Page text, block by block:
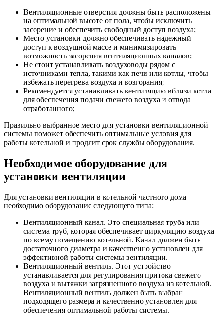
Вентиляционные отверстия должны быть расположены
на оптимальной высоте от пола, чтобы исключить
засорение и обеспечить свободный доступ воздуха;
Место установки должно обеспечивать надежный
доступ к воздушной массе и минимизировать
возможность засорения вентиляционных каналов;
Не стоит устанавливать воздуховоды рядом с
источниками тепла, такими как печи или котлы, чтобы
избежать перегрева воздуха и возгорания;
Рекомендуется устанавливать вентиляцию вблизи котла
для обеспечения подачи свежего воздуха и отвода
отработанного;
Правильно выбранное место для установки вентиляционной
системы поможет обеспечить оптимальные условия для
работы котельной и продлит срок службы оборудования.
Необходимое оборудование для
установки вентиляции
Для установки вентиляции в котельной частного дома
необходимо оборудование следующего типа:
Вентиляционный канал. Это специальная труба или
система труб, которая обеспечивает циркуляцию воздуха
по всему помещению котельной. Канал должен быть
достаточного диаметра и качественно установлен для
эффективной работы системы вентиляции.
Вентиляционный вентиль. Этот устройство
устанавливается для регулирования притока свежего
воздуха и вытяжки загрязненного воздуха из котельной.
Вентиляционный вентиль должен быть выбран
подходящего размера и качественно установлен для
обеспечения оптимальной работы системы.